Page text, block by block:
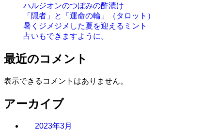
ハルジオンのつぼみの酢漬け
「隠者」と「運命の輪」（タロット）
暑くジメジメした夏を迎えるミント
占いもできますように。
最近のコメント
表示できるコメントはありません。
アーカイブ
2023年3月